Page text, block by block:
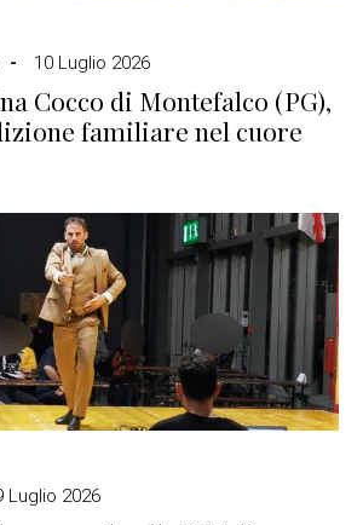
10 Luglio 2026
Cocco di Montefalco (PG),
familiare nel cuore
Luglio 2026